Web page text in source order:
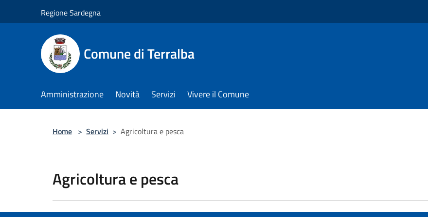
Regione Sardegna
Comune di Terralba
Amministrazione Novità Servizi Vivere il Comune
Home > Servizi > Agricoltura e pesca
Agricoltura e pesca